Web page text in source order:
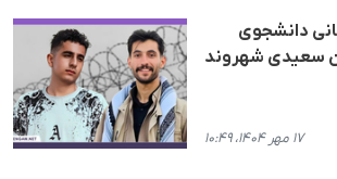
دانشجوی
سعیدی شهروند
۱۷ مهر ۱۴۰۴، ۱۰:۴۹